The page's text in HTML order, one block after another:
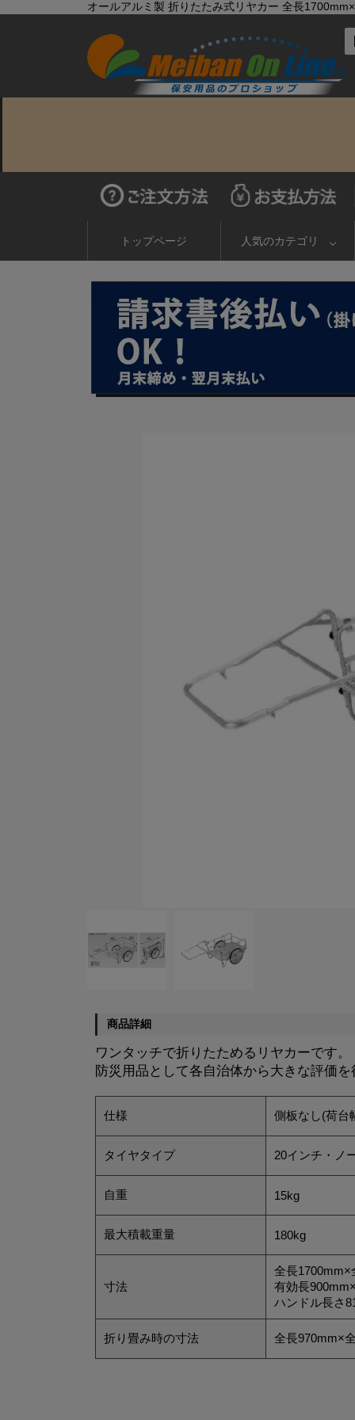
オールアルミ製 折りたたみ式リヤカー 全長
トップページ 人気のカテゴリ
商品詳細
ワンタッチで折りたためるリヤカーです。
防災用品として各自治体から大きな評価
仕様 側板なし(荷台
タイヤタイプ 20インチ・ノ
自重 15kg
最大積載重量 180kg
寸法
全長1700mm×
有効長
ハンドル長さ
折り畳み時の寸法 全長970mm×